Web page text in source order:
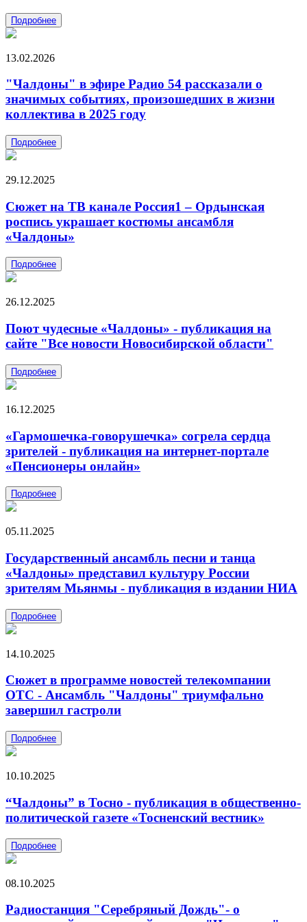
Подробнее
13.02.2026
"Чалдоны" в эфире Радио 54 рассказали о
значимых событиях, произошедших в жизни
коллектива в 2025 году
Подробнее
29.12.2025
Сюжет на ТВ канале Россия1 – Ордынская
роспись украшает костюмы ансамбля
«Чалдоны»
Подробнее
26.12.2025
Поют чудесные «Чалдоны» - публикация на
сайте "Все новости Новосибирской области"
Подробнее
16.12.2025
«Гармошечка-говорушечка» согрела сердца
зрителей - публикация на интернет-портале
«Пенсионеры онлайн»
Подробнее
05.11.2025
Государственный ансамбль песни и танца
«Чалдоны» представил культуру России
зрителям Мьянмы - публикация в издании НИА
Подробнее
14.10.2025
Сюжет в программе новостей телекомпании
ОТС - Ансамбль "Чалдоны" триумфально
завершил гастроли
Подробнее
10.10.2025
“Чалдоны” в Тосно - публикация в общественно-
политической газете «Тосненский вестник»
Подробнее
08.10.2025
Радиостанция "Серебряный Дождь"- о